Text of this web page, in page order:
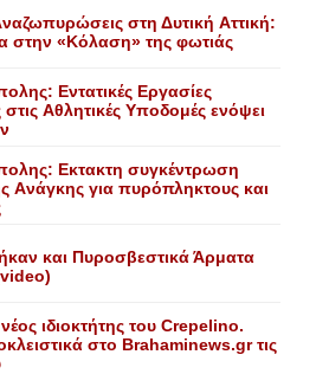
στη Δυτική Aττική:
στην «Kόλαση» της φωτιάς
Eντατικές Eργασίες
Aθλητικές Yποδομές ενόψει
Eκτακτη συγκέντρωση
Aνάγκης για πυρόπληκτους και
και Πυροσβεστικά Άρματα
ιδιοκτήτης του Crepelino.
στο Brahaminews.gr τις